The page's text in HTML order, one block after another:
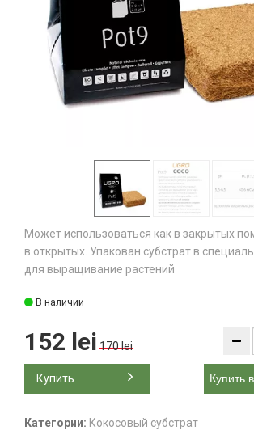
Может использоваться как в закрытых
в открытых. Упакован субстрат в
для выращивание растений
В наличии
152 lei 170 lei
Купить Купить
Категории: Кокосовый субстрат